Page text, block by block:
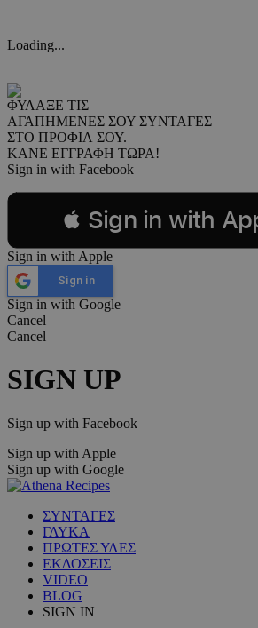
Loading...
ΦΥΛΑΞΕ ΤΙΣ
ΑΓΑΠΗΜΕΝΕΣ ΣΟΥ ΣΥΝΤΑΓΕΣ
ΣΤΟ ΠΡΟΦΙΛ ΣΟΥ.
ΚΑΝΕ ΕΓΓΡΑΦΗ ΤΩΡΑ!
Sign in with Facebook
 Sign in with
Sign in with Apple
Sign in
Sign in with Google
Cancel
Cancel
SIGN UP
Sign up with Facebook
Sign up with Apple
Sign up with Google
ΣΥΝΤΑΓΕΣ
ΓΛΥΚΑ
ΠΡΩΤΕΣ ΥΛΕΣ
ΕΚΔΟΣΕΙΣ
VIDEO
BLOG
SIGN IN